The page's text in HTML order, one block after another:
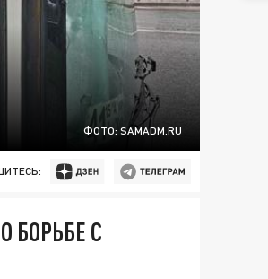
ФОТО: SAMADM.RU
БОРЬБЕ С